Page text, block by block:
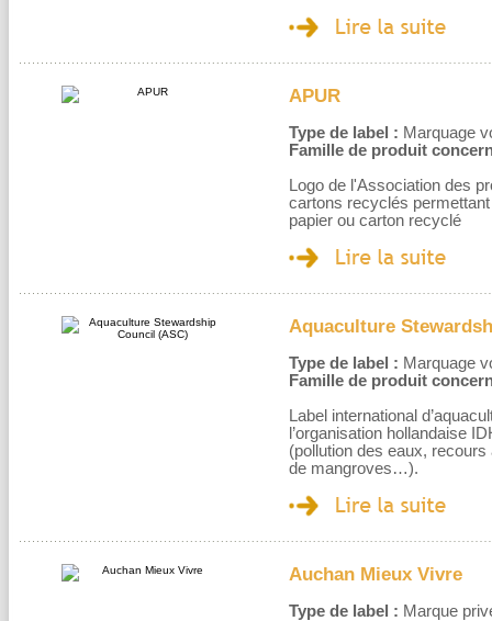
APUR
Type de label : Marquage
Famille de produit
Logo de l'Association des
cartons recyclés
papier ou carton recyclé
Aquaculture
Type de label : Marquage
Famille de produit
Label international
l’organisation hollandaise
(pollution des eaux,
de mangroves…).
Auchan Mieux Vivre
Type de label : Marque